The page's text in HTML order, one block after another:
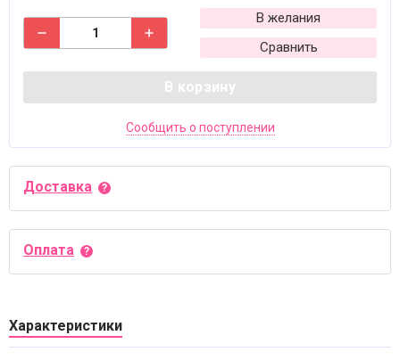
В желания
Сравнить
В корзину
Сообщить о поступлении
Доставка
Оплата
Характеристики